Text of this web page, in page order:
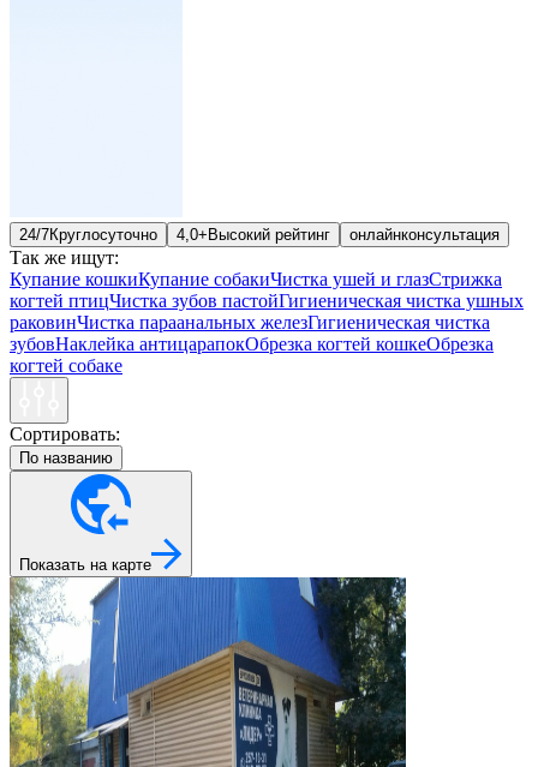
24/7Круглосуточно 4,0+ Высокий рейтинг онлайнконсультация
Так же ищут:
Купание кошкиКупание собакиЧистка ушей и глазСтрижка
когтей птицЧистка зубов пастойГигиеническая чистка ушных
раковинЧистка параанальных железГигиеническая чистка
зубовНаклейка антицарапокОбрезка когтей кошкеОбрезка
когтей собаке
Сортировать:
По названию
Показать на карте